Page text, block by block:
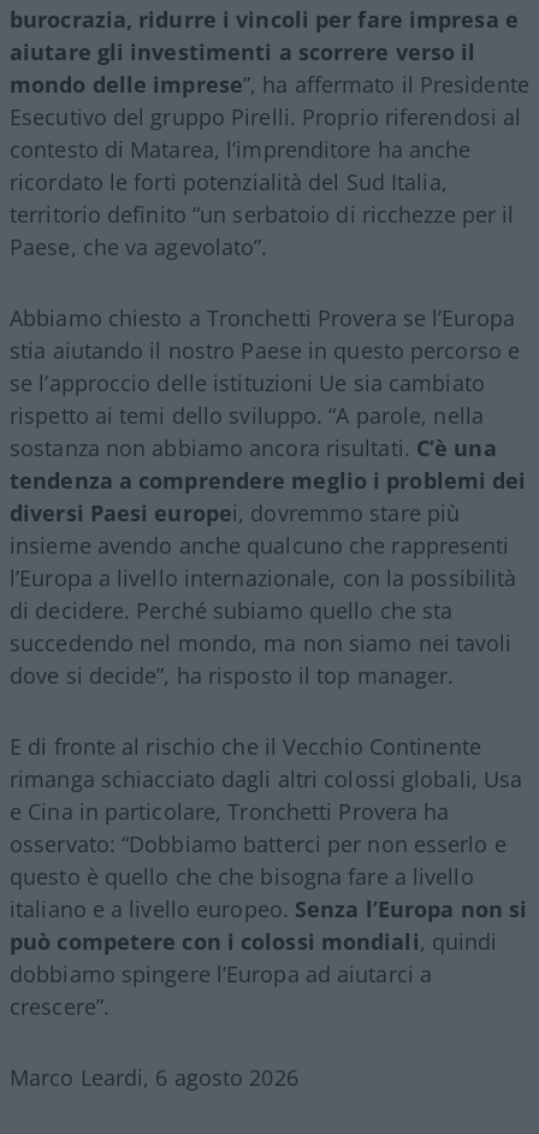
burocrazia, ridurre i vincoli per fare impresa e
aiutare gli investimenti a scorrere verso il
mondo delle imprese”, ha affermato il Presidente
Esecutivo del gruppo Pirelli. Proprio riferendosi al
contesto di Matarea, l’imprenditore ha anche
ricordato le forti potenzialità del Sud Italia,
territorio definito “un serbatoio di ricchezze per il
Paese, che va agevolato”.
Abbiamo chiesto a Tronchetti Provera se l’Europa
stia aiutando il nostro Paese in questo percorso e
se l’approccio delle istituzioni Ue sia cambiato
rispetto ai temi dello sviluppo. “A parole, nella
sostanza non abbiamo ancora risultati. C’è una
tendenza a comprendere meglio i problemi dei
diversi Paesi europei, dovremmo stare più
insieme avendo anche qualcuno che rappresenti
l’Europa a livello internazionale, con la possibilità
di decidere. Perché subiamo quello che sta
succedendo nel mondo, ma non siamo nei tavoli
dove si decide”, ha risposto il top manager.
E di fronte al rischio che il Vecchio Continente
rimanga schiacciato dagli altri colossi globali, Usa
e Cina in particolare, Tronchetti Provera ha
osservato: “Dobbiamo batterci per non esserlo e
questo è quello che che bisogna fare a livello
italiano e a livello europeo. Senza l’Europa non si
può competere con i colossi mondiali, quindi
dobbiamo spingere l’Europa ad aiutarci a
crescere”.
Marco Leardi, 6 agosto 2026